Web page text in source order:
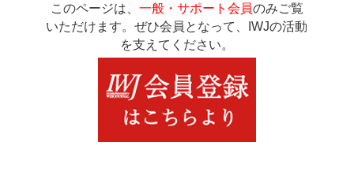
このページは、 一般・サポート会員のみご覧
いただけます。ぜひ会員となって、IWJの活動
を支えてください。